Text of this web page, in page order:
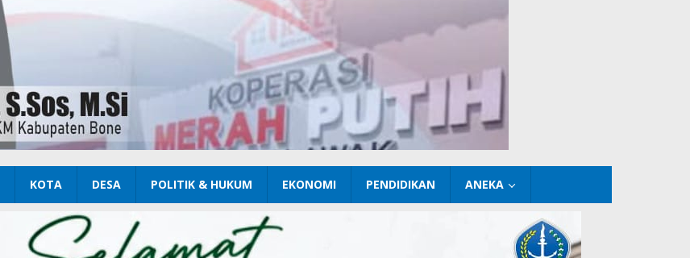
KOTA DESA POLITIK & HUKUM EKONOMI PENDIDIKAN ANEKA